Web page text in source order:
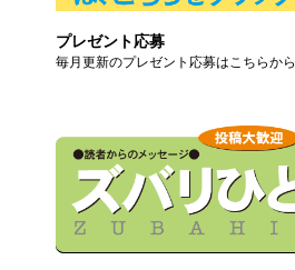
プレゼント応募
毎月更新のプレゼント応募はこちらから